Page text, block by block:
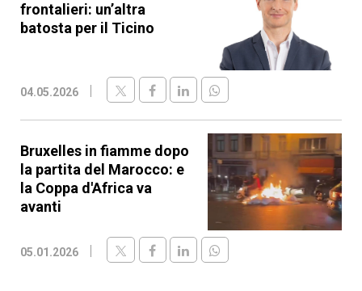
frontalieri: un’altra
batosta per il Ticino
04.05.2026
Bruxelles in fiamme dopo
la partita del Marocco: e
la Coppa d'Africa va
avanti
05.01.2026